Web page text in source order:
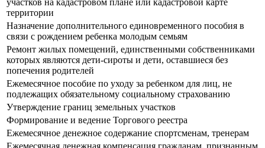
участков на кадастровом плане или кадастровой карте
территории
Назначение дополнительного единовременного пособия в
связи с рождением ребенка молодым семьям
Ремонт жилых помещений, единственными собственниками
которых являются дети-сироты и дети, оставшиеся без
попечения родителей
Ежемесячное пособие по уходу за ребенком для лиц, не
подлежащих обязательному социальному страхованию
Утверждение границ земельных участков
Формирование и ведение Торгового реестра
Ежемесячное денежное содержание спортсменам, тренерам
Ежемесячная денежная компенсация гражданам, признанным